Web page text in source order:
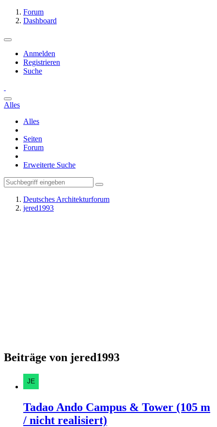
Forum
Dashboard
Anmelden
Registrieren
Suche
Alles
Alles
Seiten
Forum
Erweiterte Suche
Deutsches Architekturforum
jered1993
Beiträge von jered1993
Tadao Ando Campus & Tower (105 m
/ nicht realisiert)